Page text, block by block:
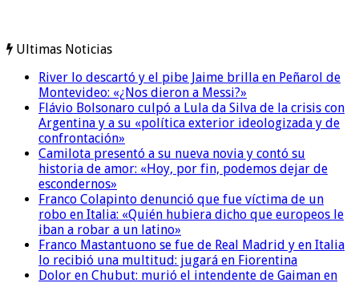
Ultimas Noticias
River lo descartó y el pibe Jaime brilla en Peñarol de
Montevideo: «¿Nos dieron a Messi?»
Flávio Bolsonaro culpó a Lula da Silva de la crisis con
Argentina y a su «política exterior ideologizada y de
confrontación»
Camilota presentó a su nueva novia y contó su
historia de amor: «Hoy, por fin, podemos dejar de
escondernos»
Franco Colapinto denunció que fue víctima de un
robo en Italia: «Quién hubiera dicho que europeos le
iban a robar a un latino»
Franco Mastantuono se fue de Real Madrid y en Italia
lo recibió una multitud: jugará en Fiorentina
Dolor en Chubut: murió el intendente de Gaiman en